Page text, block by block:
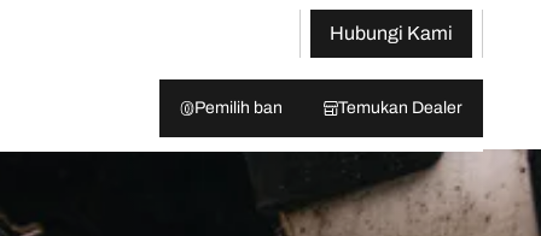
Hubungi Kami
Pemilih ban Temukan Dealer